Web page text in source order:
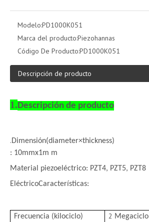
Modelo:PD1000K051
Marca del producto:Piezohannas
Código De Producto:PD1000K051
Descripción de producto
1.Descripción de producto
.Dimensión(diameter×thickness)
: 10mmx1m m
Material piezoeléctrico: PZT4, PZT5, PZT8
EléctricoCaracterísticas:
Frecuencia (kilociclo) 2 Megaciclo